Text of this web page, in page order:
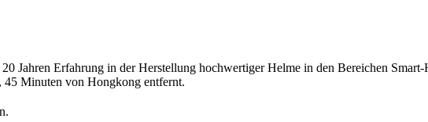
Jahren Erfahrung in der Herstellung hochwertiger Helme in den Bereichen
45 Minuten von Hongkong entfernt.